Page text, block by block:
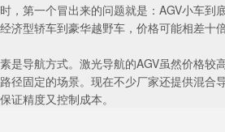
，第一个冒出来的问题就是：AGV小车到
济型轿车到豪华越野车，价格可能相差十
是导航方式。激光导航的AGV虽然价格较
径固定的场景。现在不少厂家还提供混合
证精度又控制成本。